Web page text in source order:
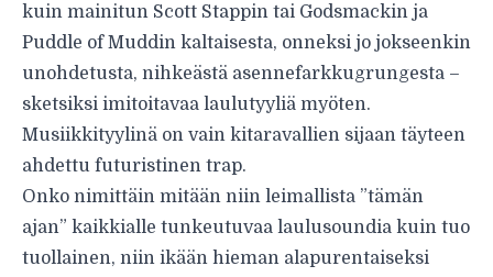
kuin mainitun Scott Stappin tai Godsmackin ja
Puddle of Muddin kaltaisesta, onneksi jo jokseenkin
unohdetusta, nihkeästä asennefarkkugrungesta –
sketsiksi imitoitavaa laulutyyliä myöten.
Musiikkityylinä on vain kitaravallien sijaan täyteen
ahdettu futuristinen trap.
Onko nimittäin mitään niin leimallista ”tämän
ajan” kaikkialle tunkeutuvaa laulusoundia kuin tuo
tuollainen, niin ikään hieman alapurentaiseksi